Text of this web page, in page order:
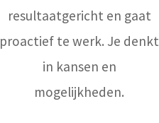
resultaatgericht en gaat
proactief te werk. Je denkt
in kansen en
mogelijkheden.